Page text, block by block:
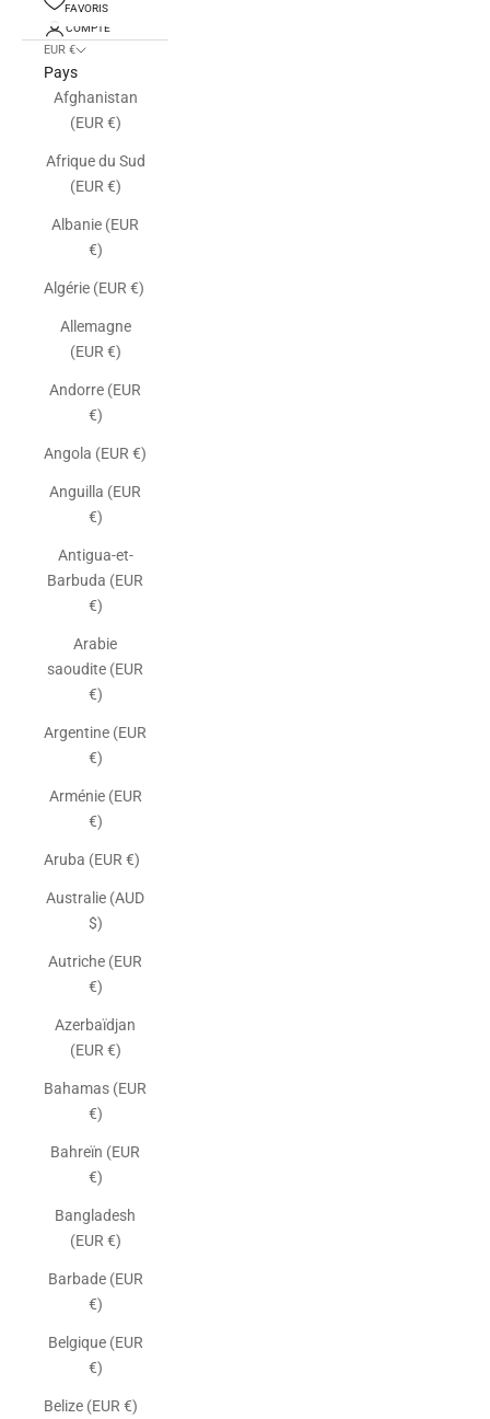
FAVORIS
COMPTE
EUR €
Pays
Afghanistan
(EUR €)
Afrique du Sud
(EUR €)
Albanie (EUR
€)
Algérie (EUR €)
Allemagne
(EUR €)
Andorre (EUR
€)
Angola (EUR €)
Anguilla (EUR
€)
Antigua-et-
Barbuda (EUR
€)
Arabie
saoudite (EUR
€)
Argentine (EUR
€)
Arménie (EUR
€)
Aruba (EUR €)
Australie (AUD
$)
Autriche (EUR
€)
Azerbaïdjan
(EUR €)
Bahamas (EUR
€)
Bahreïn (EUR
€)
Bangladesh
(EUR €)
Barbade (EUR
€)
Belgique (EUR
€)
Belize (EUR €)